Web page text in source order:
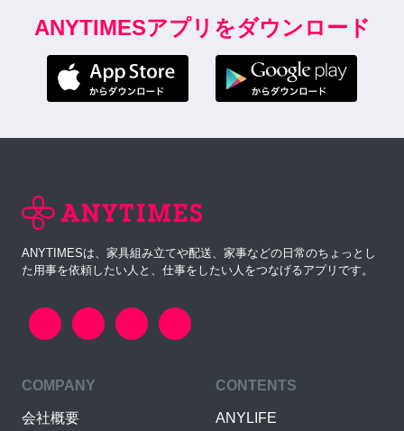
ANYTIMESアプリをダウンロード
ANYTIMESは、家具組み立てや配送、家事などの日常のちょっとし
た用事を依頼したい人と、仕事をしたい人をつなげるアプリです。
COMPANY
会社概要
CONTENTS
ANYLIFE